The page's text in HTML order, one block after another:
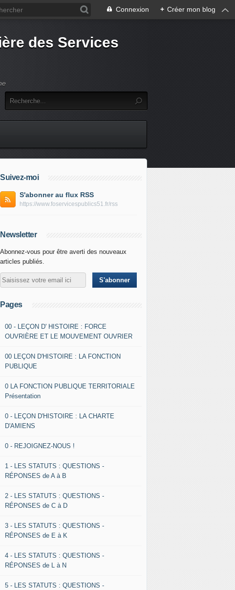
Connexion + Créer mon blog
des Services
Suivez-moi
S'abonner au flux RSS
https://www.foservicespublics51.fr/rss
Newsletter
Abonnez-vous pour être averti des nouveaux
articles publiés.
Pages
00 - LEÇON D' HISTOIRE : FORCE
OUVRIÈRE ET LE MOUVEMENT OUVRIER
00 LEÇON D'HISTOIRE : LA FONCTION
PUBLIQUE
0 LA FONCTION PUBLIQUE TERRITORIALE
Présentation
0 - LEÇON D'HISTOIRE : LA CHARTE
D'AMIENS
0 - REJOIGNEZ-NOUS !
1 - LES STATUTS : QUESTIONS -
RÉPONSES de A à B
2 - LES STATUTS : QUESTIONS -
RÉPONSES de C à D
3 - LES STATUTS : QUESTIONS -
RÉPONSES de E à K
4 - LES STATUTS : QUESTIONS -
RÉPONSES de L à N
5 - LES STATUTS : QUESTIONS -